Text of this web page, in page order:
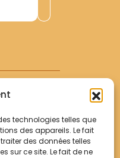
technologies telles que
des appareils. Le fait
des données telles
sur ce site. Le fait de ne